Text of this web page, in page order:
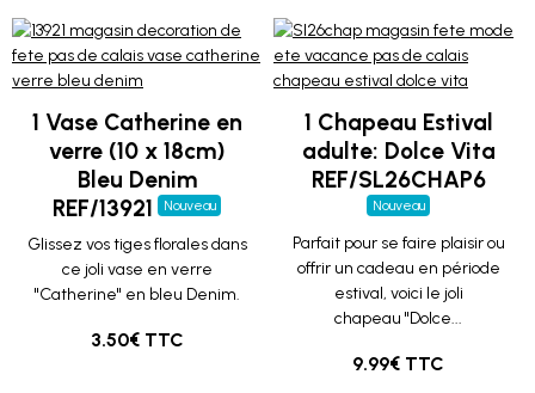
1 Vase Catherine en
verre (10 x 18cm)
Bleu Denim
REF/13921
Nouveau
Glissez vos tiges florales dans
ce joli vase en verre
"Catherine" en bleu Denim.
3.50€ TTC
1 Chapeau Estival
adulte: Dolce Vita
REF/SL26CHAP6
Nouveau
Parfait pour se faire plaisir ou
offrir un cadeau en période
estival, voici le joli
chapeau "Dolce...
9.99€ TTC